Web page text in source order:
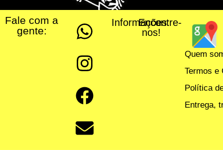
Fale com a
gente:
Informações:
Encontre-
nos!
Quem
Termos e
Política
Entrega,